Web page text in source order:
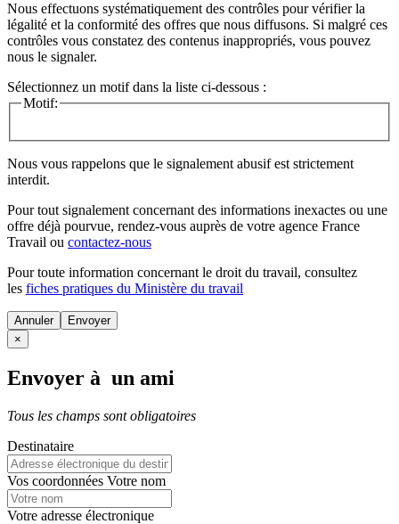
Nous effectuons systématiquement des contrôles pour vérifier la
légalité et la conformité des offres que nous diffusons. Si malgré ces
contrôles vous constatez des contenus inappropriés, vous pouvez
nous le signaler.
Sélectionnez un motif dans la liste ci-dessous :
Motif:
Nous vous rappelons que le signalement abusif est strictement
interdit.
Pour tout signalement concernant des informations inexactes ou une
offre déjà pourvue, rendez-vous auprès de votre agence France
Travail ou contactez-nous
Pour toute information concernant le droit du travail, consultez
les fiches pratiques du Ministère du travail
Annuler
×
Envoyer à un ami
Tous les champs sont obligatoires
Destinataire
Vos coordonnées Votre nom
Votre adresse électronique